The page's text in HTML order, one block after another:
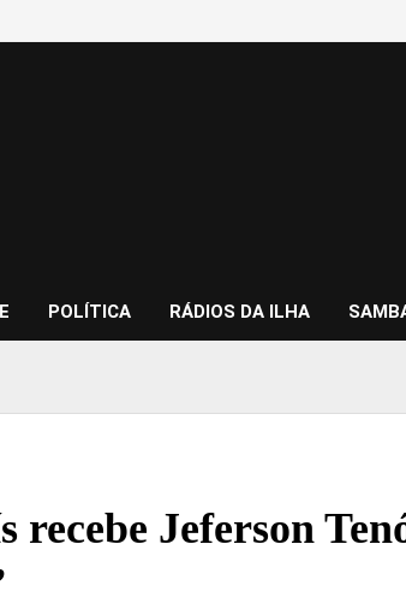
POLÍTICA RÁDIOS DA ILHA
recebe Jeferson